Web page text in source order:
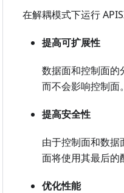
在解耦模式下运行
提高可扩展性
数据面和控制面的
而不会影响控制面
提高安全性
由于控制面和数
面将使用其最后的
优化性能